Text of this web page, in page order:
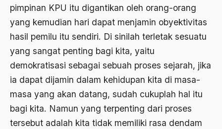
pimpinan KPU itu digantikan oleh orang-orang
yang kemudian hari dapat menjamin obyektivitas
hasil pemilu itu sendiri. Di sinilah terletak sesuatu
yang sangat penting bagi kita, yaitu
demokratisasi sebagai sebuah proses sejarah, jika
ia dapat dijamin dalam kehidupan kita di masa-
masa yang akan datang, sudah cukuplah hal itu
bagi kita. Namun yang terpenting dari proses
tersebut adalah kita tidak memiliki rasa dendam
1987
1986
1984
1983
1981
Adi Sasono
Adil dan Makmur
Adipati Unus
Administrasi Negara
Adnan Buyung Nasution
Adopsi
Adu Pinalti